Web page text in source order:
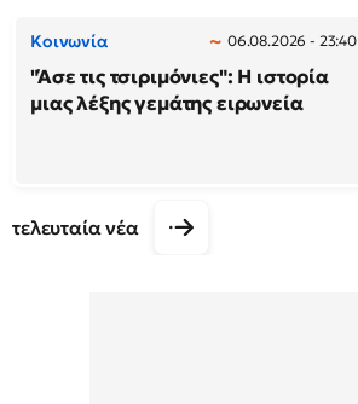
Κοινωνία 06.08.2026 - 23:40
"Άσε τις τσιριμόνιες": Η ιστορία
μιας λέξης γεμάτης ειρωνεία
τελευταία νέα